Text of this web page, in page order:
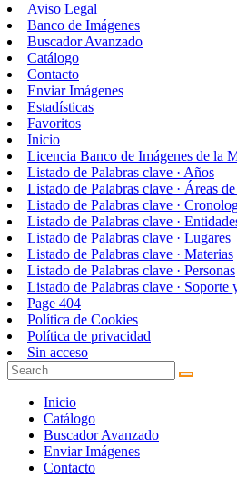
Aviso Legal
Banco de Imágenes
Buscador Avanzado
Catálogo
Contacto
Enviar Imágenes
Estadísticas
Favoritos
Inicio
Licencia Banco de Imágenes de la
Listado de Palabras clave · Años
Listado de Palabras clave · Áreas
Listado de Palabras clave ·
Listado de Palabras clave ·
Listado de Palabras clave · Lugares
Listado de Palabras clave · Materias
Listado de Palabras clave · Personas
Listado de Palabras clave · Soporte
Page 404
Política de Cookies
Política de privacidad
Sin acceso
Inicio
Catálogo
Buscador Avanzado
Enviar Imágenes
Contacto